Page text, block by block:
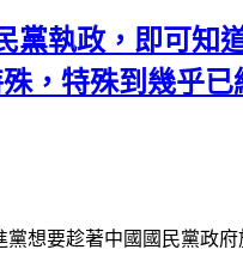
執政，即可知
，特殊到幾乎
想要趁著中國國民黨政